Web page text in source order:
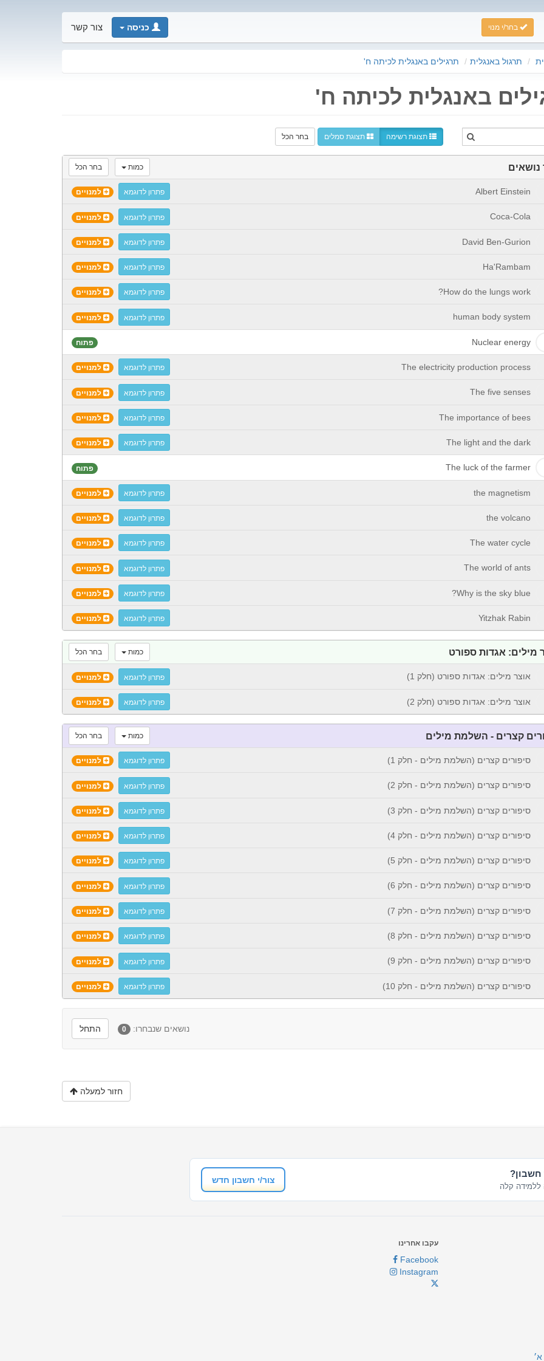
בחר/י מנוי כניסה צור קשר
תרגול באנגלית תרגילים באנגלית לכיתה ח'
באנגלית לכיתה ח'
תצוגת רשימה תצוגת סמלים בחר הכל
בחר הכל כמות נושאים
Albert Einstein למנויים פתרון לדוגמא
Coca-Cola למנויים פתרון לדוגמא
David Ben-Gurion למנויים פתרון לדוגמא
Ha'Rambam למנויים פתרון לדוגמא
How do the lungs work? למנויים פתרון לדוגמא
human body system למנויים פתרון לדוגמא
Nuclear energy פתוח
The electricity production process למנויים פתרון לדוגמא
The five senses למנויים פתרון לדוגמא
The importance of bees למנויים פתרון לדוגמא
The light and the dark למנויים פתרון לדוגמא
The luck of the farmer פתוח
the magnetism למנויים פתרון לדוגמא
the volcano למנויים פתרון לדוגמא
The water cycle למנויים פתרון לדוגמא
The world of ants למנויים פתרון לדוגמא
Why is the sky blue? למנויים פתרון לדוגמא
Yitzhak Rabin למנויים פתרון לדוגמא
בחר הכל כמות מילים: אגדות ספורט
אוצר מילים: אגדות ספורט (חלק 1) למנויים פתרון לדוגמא
אוצר מילים: אגדות ספורט (חלק 2) למנויים פתרון לדוגמא
בחר הכל כמות קצרים - השלמת מילים
סיפורים קצרים (השלמת מילים - חלק 1) למנויים פתרון לדוגמא
סיפורים קצרים (השלמת מילים - חלק 2) למנויים פתרון לדוגמא
סיפורים קצרים (השלמת מילים - חלק 3) למנויים פתרון לדוגמא
סיפורים קצרים (השלמת מילים - חלק 4) למנויים פתרון לדוגמא
סיפורים קצרים (השלמת מילים - חלק 5) למנויים פתרון לדוגמא
סיפורים קצרים (השלמת מילים - חלק 6) למנויים פתרון לדוגמא
סיפורים קצרים (השלמת מילים - חלק 7) למנויים פתרון לדוגמא
סיפורים קצרים (השלמת מילים - חלק 8) למנויים פתרון לדוגמא
סיפורים קצרים (השלמת מילים - חלק 9) למנויים פתרון לדוגמא
סיפורים קצרים (השלמת מילים - חלק 10) למנויים פתרון לדוגמא
נושאים שנבחרו: 0 התחל
חזור למעלה
חשבון?
קלה
צור/י חשבון חדש
עקבו אחרינו
Facebook
Instagram